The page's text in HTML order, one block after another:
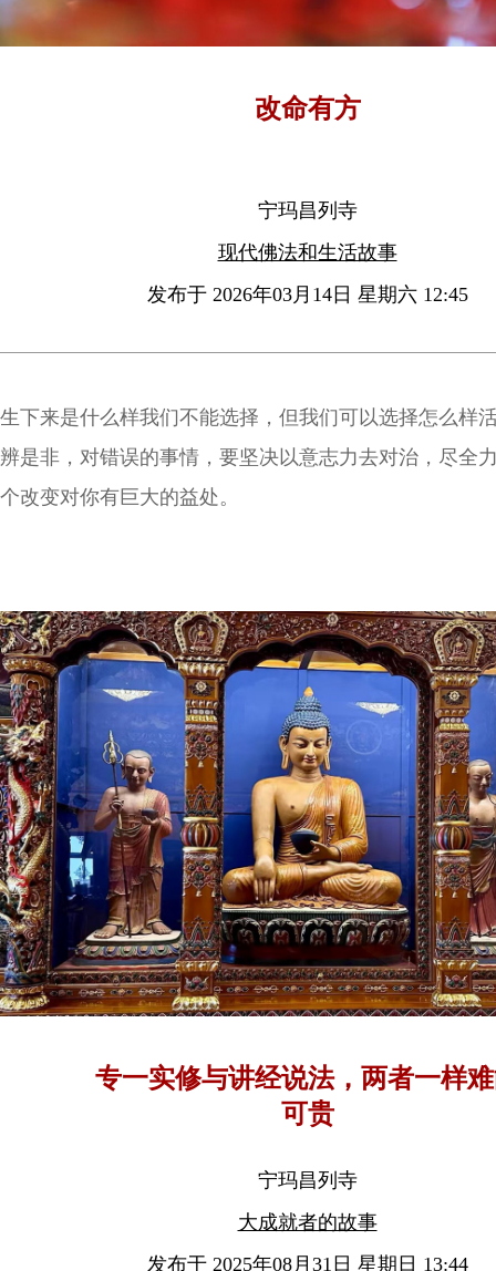
改命有方
宁玛昌列寺
现代佛法和生活故事
发布于 2026年03月14日 星期六 12:45
生下来是什么样我们不能选择，但我们可以选择怎么样
辨是非，对错误的事情，要坚决以意志力去对治，尽全
个改变对你有巨大的益处。
专一实修与讲经说法，两者一样
可贵
宁玛昌列寺
大成就者的故事
发布于 2025年08月31日 星期日 13:44